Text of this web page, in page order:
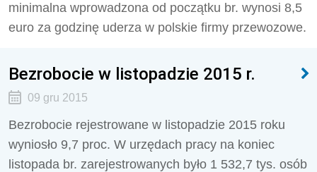
minimalna wprowadzona od początku br. wynosi 8,5
euro za godzinę uderza w polskie firmy przewozowe.
Bezrobocie w listopadzie 2015 r.
09 gru 2015
Bezrobocie rejestrowane w listopadzie 2015 roku
wyniosło 9,7 proc. W urzędach pracy na koniec
listopada br. zarejestrowanych było 1 532,7 tys. osób